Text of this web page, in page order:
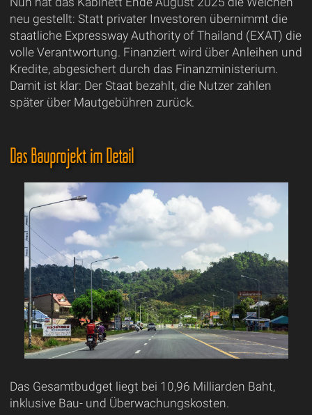
neu gestellt: Statt privater Investoren übernimmt die
staatliche Expressway Authority of Thailand (EXAT) die
volle Verantwortung. Finanziert wird über Anleihen und
Kredite, abgesichert durch das Finanzministerium.
Damit ist klar: Der Staat bezahlt, die Nutzer zahlen
später über Mautgebühren zurück.
Das Bauprojekt im Detail
Das Gesamtbudget liegt bei 10,96 Milliarden Baht,
inklusive Bau- und Überwachungskosten.